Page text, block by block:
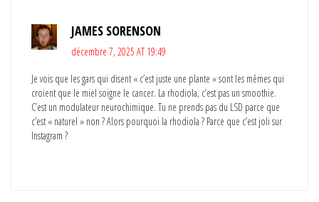
JAMES SORENSON
décembre 7, 2025 AT 19:49
Je vois que les gars qui disent « c’est juste une plante » sont les mêmes qui
croient que le miel soigne le cancer. La rhodiola, c’est pas un smoothie.
C’est un modulateur neurochimique. Tu ne prends pas du LSD parce que
c’est « naturel » non ? Alors pourquoi la rhodiola ? Parce que c’est joli sur
Instagram ?